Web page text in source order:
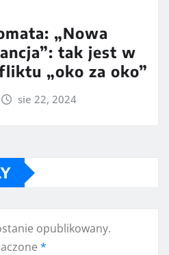
„Nowa
tak jest w
„oko za oko”
sie 22, 2024
opublikowany.
*